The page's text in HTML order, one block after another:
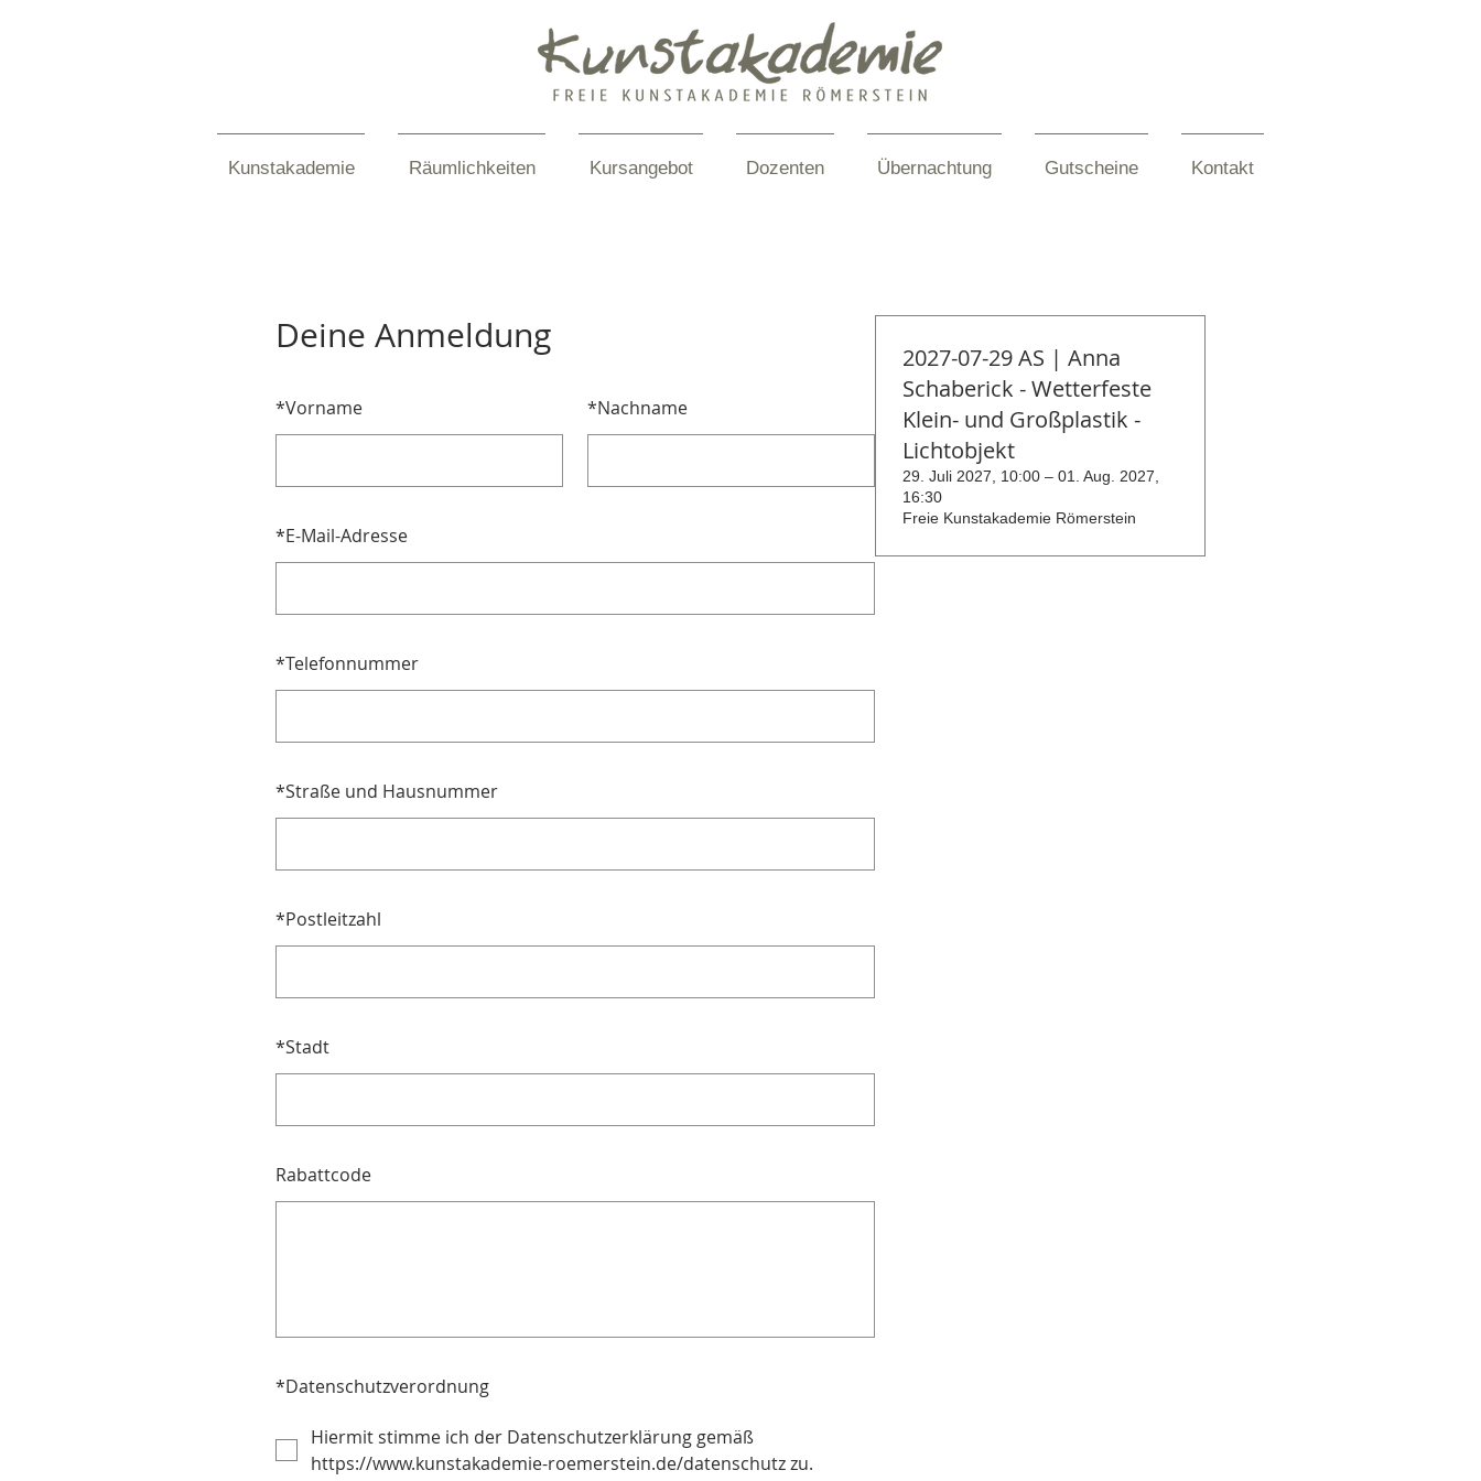
Kunstakademie Räumlichkeiten Kursangebot Dozenten Übernachtung Gutscheine Kontakt
Deine Anmeldung
*Vorname *Nachname
*E-Mail-Adresse
*Telefonnummer
*Straße und Hausnummer
*Postleitzahl
*Stadt
Rabattcode
*Datenschutzverordnung
Hiermit stimme ich der Datenschutzerklärung gemäß
https://www.kunstakademie-roemerstein.de/datenschutz zu.
2027-07-29 AS | Anna
Schaberick - Wetterfeste
Klein- und Großplastik -
Lichtobjekt
29. Juli 2027, 10:00 – 01. Aug. 2027,
16:30
Freie Kunstakademie Römerstein